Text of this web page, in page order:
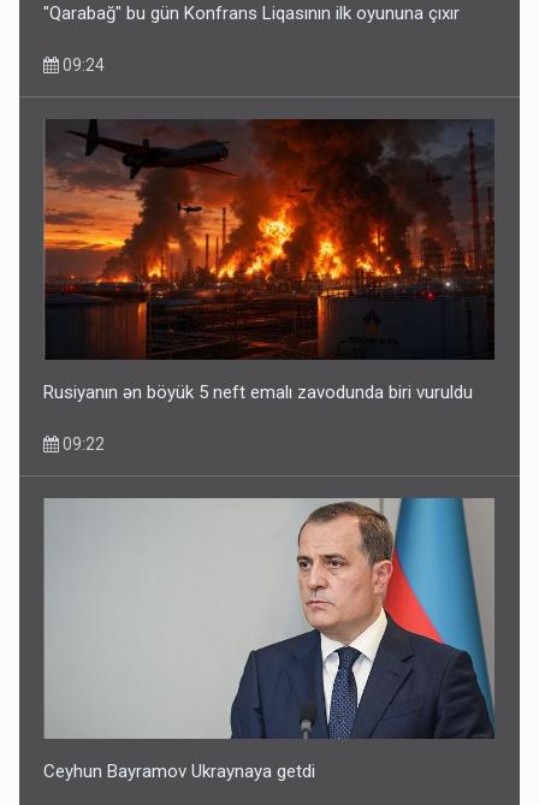
"Qarabağ" bu gün Konfrans Liqasının ilk oyununa çıxır
09:24
Rusiyanın ən böyük 5 neft emalı zavodunda biri vuruldu
09:22
Ceyhun Bayramov Ukraynaya getdi